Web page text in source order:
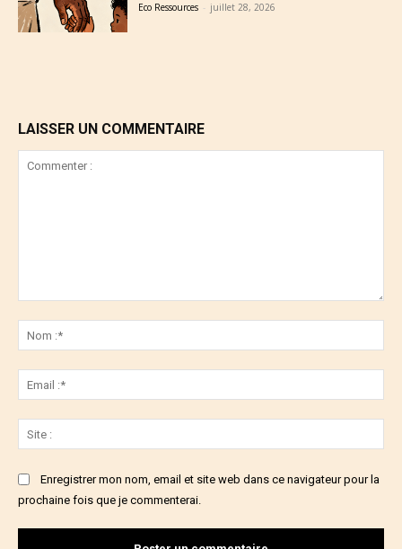
Eco Ressources - juillet 28, 2026
LAISSER UN COMMENTAIRE
:*
:*
:
Enregistrer mon nom, email et site web dans ce navigateur pour la
prochaine fois que je commenterai.